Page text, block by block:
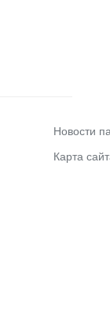
Новости
Карта